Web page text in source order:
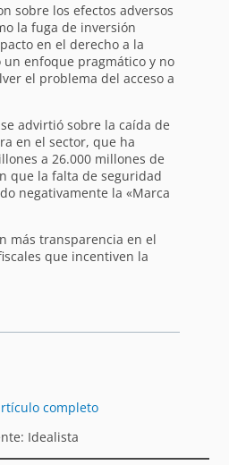
sobre los efectos adversos
la fuga de inversión
en el derecho a la
enfoque pragmático y no
el problema del acceso a
advirtió sobre la caída de
en el sector, que ha
a 26.000 millones de
que la falta de seguridad
negativamente la «Marca
más transparencia en el
que incentiven la
completo
Idealista